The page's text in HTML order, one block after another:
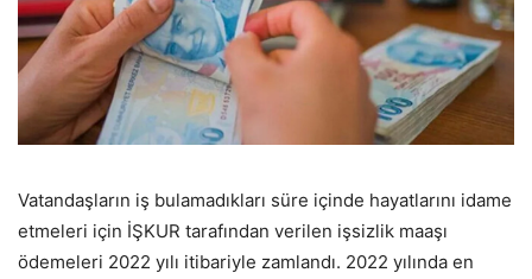
Vatandaşların iş bulamadıkları süre içinde hayatlarını idame
etmeleri için İŞKUR tarafından verilen işsizlik maaşı
ödemeleri 2022 yılı itibariyle zamlandı. 2022 yılında en